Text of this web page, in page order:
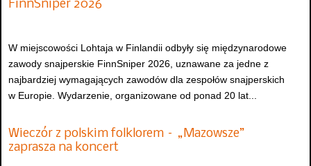
FinnSniper 2026
W miejscowości Lohtaja w Finlandii odbyły się międzynarodowe
zawody snajperskie FinnSniper 2026, uznawane za jedne z
najbardziej wymagających zawodów dla zespołów snajperskich
w Europie. Wydarzenie, organizowane od ponad 20 lat...
Wieczór z polskim folklorem – „Mazowsze”
zaprasza na koncert